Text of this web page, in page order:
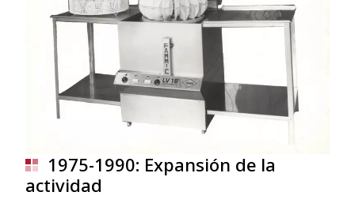
1975-1990: Expansión de la
actividad